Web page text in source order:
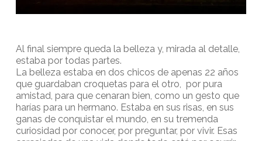
Al final siempre queda la belleza y, mirada al detalle,
estaba por todas partes.
La belleza estaba en dos chicos de apenas 22 años
que guardaban croquetas para el otro, por pura
amistad, para que cenaran bien, como un gesto que
harías para un hermano. Estaba en sus risas, en sus
ganas de conquistar el mundo, en su tremenda
curiosidad por conocer, por preguntar, por vivir. Esas